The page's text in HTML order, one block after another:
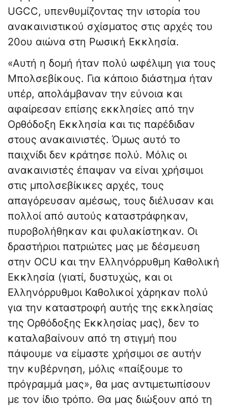
UGCC, υπενθυμίζοντας την ιστορία του
ανακαινιστικού σχίσματος στις αρχές του
20ου αιώνα στη Ρωσική Εκκλησία.
«Αυτή η δομή ήταν πολύ ωφέλιμη για τους
Μπολσεβίκους. Για κάποιο διάστημα ήταν
υπέρ, απολάμβαναν την εύνοια και
αφαίρεσαν επίσης εκκλησίες από την
Ορθόδοξη Εκκλησία και τις παρέδιδαν
στους ανακαινιστές. Όμως αυτό το
παιχνίδι δεν κράτησε πολύ. Μόλις οι
ανακαινιστές έπαψαν να είναι χρήσιμοι
στις μπολσεβίκικες αρχές, τους
απαγόρευσαν αμέσως, τους διέλυσαν και
πολλοί από αυτούς καταστράφηκαν,
πυροβολήθηκαν και φυλακίστηκαν. Οι
δραστήριοι πατριώτες μας με δέσμευση
στην OCU και την Ελληνόρρυθμη Καθολική
Εκκλησία (γιατί, δυστυχώς, και οι
Ελληνόρρυθμοι Καθολικοί χάρηκαν πολύ
για την καταστροφή αυτής της εκκλησίας
της Ορθόδοξης Εκκλησίας μας), δεν το
καταλαβαίνουν από τη στιγμή που
πάψουμε να είμαστε χρήσιμοι σε αυτήν
την κυβέρνηση, μόλις «παίξουμε το
πρόγραμμά μας», θα μας αντιμετωπίσουν
με τον ίδιο τρόπο. Θα μας διώξουν από τη